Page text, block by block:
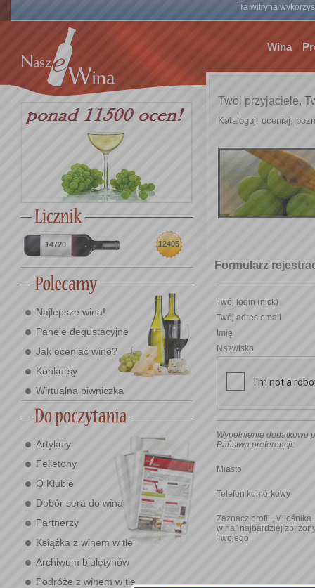
Ta witryna
Wina
14720 12405
Najlepsze wina!
Panele degustacyjne
Jak oceniać wino?
Konkursy
Wirtualna piwniczka
Artykuły
Felietony
O Klubie
Dobór sera do wina
Partnerzy
Książka z winem w tle
Archiwum biuletynów
Podróże z winem w tle
Twoi przyjaciele,
Kataloguj, oceniaj,
Formularz
Twój login (nick)
Twój adres email
Imię
Nazwisko
Wypełnienie dodatkowo
Państwa preferencji:
Miasto
Telefon komórkowy
Zaznacz profil „Miłośnika
wina” najbardziej
Twojego